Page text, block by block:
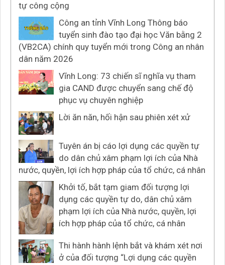
tự công cộng
Công an tỉnh Vĩnh Long Thông báo
tuyển sinh đào tạo đại học Văn bằng 2
(VB2CA) chính quy tuyển mới trong Công an nhân
dân năm 2026
Vĩnh Long: 73 chiến sĩ nghĩa vụ tham
gia CAND được chuyển sang chế độ
phục vụ chuyên nghiệp
Lời ăn năn, hối hận sau phiên xét xử
Tuyên án bị cáo lợi dụng các quyền tự
do dân chủ xâm phạm lợi ích của Nhà
nước, quyền, lợi ích hợp pháp của tổ chức, cá nhân
Khởi tố, bắt tạm giam đối tượng lợi
dụng các quyền tự do, dân chủ xâm
phạm lợi ích của Nhà nước, quyền, lợi
ích hợp pháp của tổ chức, cá nhân
Thi hành hành lệnh bắt và khám xét nơi
ở của đối tượng “Lợi dụng các quyền